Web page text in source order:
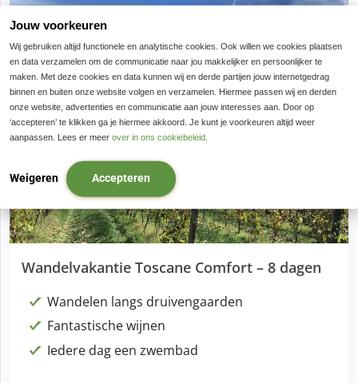
Jouw voorkeuren
Wij gebruiken altijd functionele en analytische cookies. Ook willen we cookies plaatsen
en data verzamelen om de communicatie naar jou makkelijker en persoonlijker te
maken. Met deze cookies en data kunnen wij en derde partijen jouw internetgedrag
binnen en buiten onze website volgen en verzamelen. Hiermee passen wij en derden
onze website, advertenties en communicatie aan jouw interesses aan. Door op
‘accepteren’ te klikken ga je hiermee akkoord. Je kunt je voorkeuren altijd weer
aanpassen. Lees er meer over in ons cookiebeleid.
Weigeren Accepteren
8 dagen, 7 nachten
Wandelvakantie Toscane Comfort – 8 dagen
Wandelen langs druivengaarden
Fantastische wijnen
Iedere dag een zwembad